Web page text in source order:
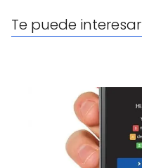
Te puede interesar